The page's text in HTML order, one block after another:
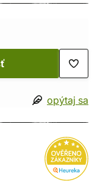
opýtaj sa